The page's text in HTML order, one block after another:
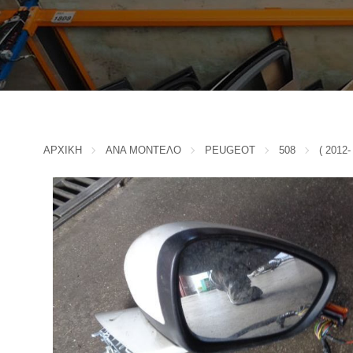
CADILLAC
CHERY
CHEVROLET - DAEWOO
CHINA MOTORS
CITROEN
DACIA
DAIHATSU
DODGE
FERRARI
FIAT
IVECO
J
JAC MOTORS
JAGUAR
K
KIA
L
LADA
LANCIA
LANDROVER
LEXUS
ΑΡΧΙΚΗ ΑΝΑ ΜΟΝΤΕΛΟ PEUGEOT 508 (